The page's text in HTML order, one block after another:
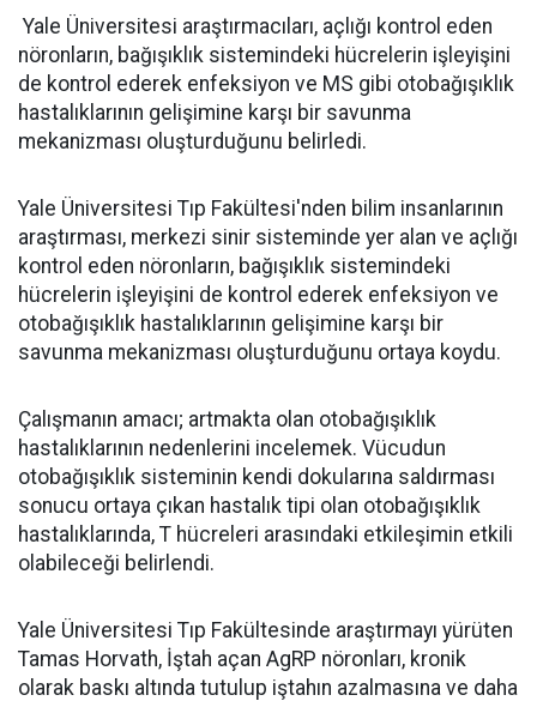
Yale Üniversitesi araştırmacıları, açlığı kontrol eden
nöronların, bağışıklık sistemindeki hücrelerin işleyişini
de kontrol ederek enfeksiyon ve MS gibi otobağışıklık
hastalıklarının gelişimine karşı bir savunma
mekanizması oluşturduğunu belirledi.
Yale Üniversitesi Tıp Fakültesi'nden bilim insanlarının
araştırması, merkezi sinir sisteminde yer alan ve açlığı
kontrol eden nöronların, bağışıklık sistemindeki
hücrelerin işleyişini de kontrol ederek enfeksiyon ve
otobağışıklık hastalıklarının gelişimine karşı bir
savunma mekanizması oluşturduğunu ortaya koydu.
Çalışmanın amacı; artmakta olan otobağışıklık
hastalıklarının nedenlerini incelemek. Vücudun
otobağışıklık sisteminin kendi dokularına saldırması
sonucu ortaya çıkan hastalık tipi olan otobağışıklık
hastalıklarında, T hücreleri arasındaki etkileşimin etkili
olabileceği belirlendi.
Yale Üniversitesi Tıp Fakültesinde araştırmayı yürüten
Tamas Horvath, İştah açan AgRP nöronları, kronik
olarak baskı altında tutulup iştahın azalmasına ve daha